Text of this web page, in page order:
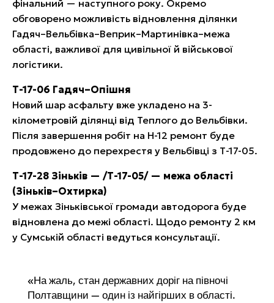
фінальний — наступного року. Окремо
обговорено можливість відновлення ділянки
Гадяч–Вельбівка–Веприк–Мартинівка–межа
області, важливої для цивільної й військової
логістики.
Т-17-06 Гадяч–Опішня
Новий шар асфальту вже укладено на 3-
кілометровій ділянці від Теплого до Вельбівки.
Після завершення робіт на Н-12 ремонт буде
продовжено до перехрестя у Вельбівці з Т-17-05.
Т-17-28 Зіньків — /Т-17-05/ — межа області
(Зіньків–Охтирка)
У межах Зіньківської громади автодорога буде
відновлена до межі області. Щодо ремонту 2 км
у Сумській області ведуться консультації.
«На жаль, стан державних доріг на півночі
Полтавщини — один із найгірших в області.